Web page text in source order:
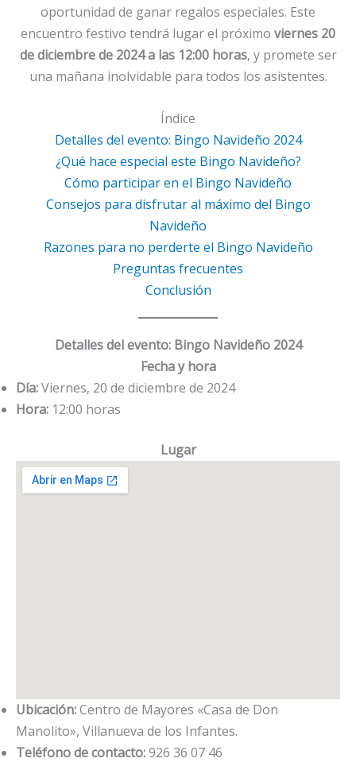
oportunidad de ganar regalos especiales. Este
encuentro festivo tendrá lugar el próximo viernes 20
de diciembre de 2024 a las 12:00 horas, y promete ser
una mañana inolvidable para todos los asistentes.
Índice
Detalles del evento: Bingo Navideño 2024
¿Qué hace especial este Bingo Navideño?
Cómo participar en el Bingo Navideño
Consejos para disfrutar al máximo del Bingo
Navideño
Razones para no perderte el Bingo Navideño
Preguntas frecuentes
Conclusión
Detalles del evento: Bingo Navideño 2024
Fecha y hora
Día:Viernes, 20 de diciembre de 2024
Hora: 12:00 horas
Lugar
Ubicación:Centro de Mayores «Casa de Don
Manolito», Villanueva de los Infantes.
Teléfono de contacto:926 36 07 46